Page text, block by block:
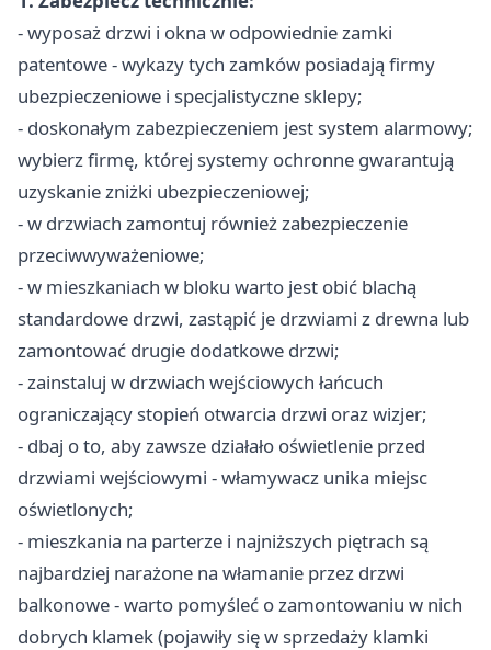
- wyposaż drzwi i okna w odpowiednie zamki
patentowe - wykazy tych zamków posiadają firmy
ubezpieczeniowe i specjalistyczne sklepy;
- doskonałym zabezpieczeniem jest system alarmowy;
wybierz firmę, której systemy ochronne gwarantują
uzyskanie zniżki ubezpieczeniowej;
- w drzwiach zamontuj również zabezpieczenie
przeciwwyważeniowe;
- w mieszkaniach w bloku warto jest obić blachą
standardowe drzwi, zastąpić je drzwiami z drewna lub
zamontować drugie dodatkowe drzwi;
- zainstaluj w drzwiach wejściowych łańcuch
ograniczający stopień otwarcia drzwi oraz wizjer;
- dbaj o to, aby zawsze działało oświetlenie przed
drzwiami wejściowymi - włamywacz unika miejsc
oświetlonych;
- mieszkania na parterze i najniższych piętrach są
najbardziej narażone na włamanie przez drzwi
balkonowe - warto pomyśleć o zamontowaniu w nich
dobrych klamek (pojawiły się w sprzedaży klamki